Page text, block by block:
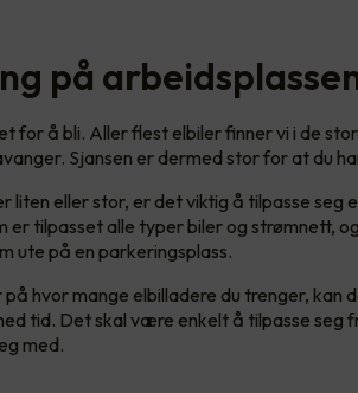
på
for å bli. Aller flest elbiler finner vi i de
Sjansen er dermed stor for at du
liten eller stor, er det viktig å tilpasse seg
er tilpasset alle typer biler og strømnett,
ute på en parkeringsplass.
på hvor mange elbilladere du trenger, kan
tid. Det skal være enkelt å tilpasse seg
med.